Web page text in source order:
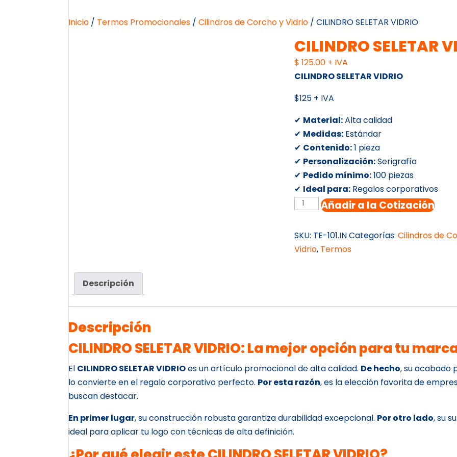
Inicio / Termos Promocionales /Cilindros de Corcho y Vidrio / CILINDRO SELETAR VIDRIO
CILINDRO SELETAR
$ 125.00 + IVA
CILINDRO SELETAR VIDRIO
$125 + IVA
✔ Material:Alta calidad
✔ Medidas:Estándar
✔ Contenido:1 pieza
✔ Personalización:Serigrafía
✔ Pedido mínimo:100 piezas
✔ Ideal para:Regalos corporativos
CILINDRO
SELETAR
VIDRIO
cantidad
Añadir a la Cotización
SKU: TE-101.INCategorías: Cilindros de
Vidrio, Termos
Descripción
Descripción
CILINDRO SELETAR VIDRIO: La mejor opción para tu
El CILINDRO SELETAR VIDRIOes un artículo promocional de alta calidad. De hecho, su acabado
lo convierte en el regalo corporativo perfecto. Por esta razón, es la elección favorita de
buscan destacar.
En primer lugar, su construcción robusta garantiza durabilidad excepcional. Por otro lado, su
ideal para aplicar tu logo con técnicas de alta definición.